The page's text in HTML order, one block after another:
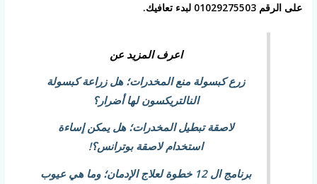
على الرقم 01029275503 لبدء تعافيك.
اعرف المزيد عن
زرع كبسولة منع المخدرات؛ هل زراعة كبسولة
النالتريكسون لها أضرار؟
لاصقة تبطيل المخدرات؛ هل يمكن إساءة
استخدام لاصقة بوترانس؟!
برنامج ال 12 خطوة لعلاج الإدمان؛ وما هي عيوب